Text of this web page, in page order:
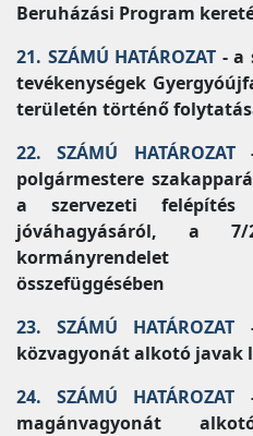
Beruházási Program
21. SZÁMÚ HATÁROZAT - a
tevékenységek
területén történő
22. SZÁMÚ HATÁROZAT-
polgármestere
a szervezeti
jóváhagyásáról, a 7/
kormányrendelet
összefüggésében
23. SZÁMÚ HATÁROZAT
közvagyonát alkotó
24. SZÁMÚ HATÁROZAT
magánvagyonát